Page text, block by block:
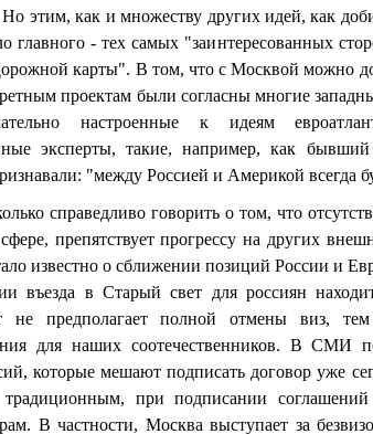
этим, как и множеству других идей, как
главного - тех самых "заинтересованных
карты". В том, что с Москвой можно
проектам были согласны многие
настроенные к идеям
эксперты, такие, например, как
"между Россией и Америкой всегда
справедливо говорить о том, что
препятствует прогрессу на других
известно о сближении позиций России и
въезда в Старый свет для россиян
не предполагает полной отмены виз,
для наших соотечественников. В СМИ
которые мешают подписать договор уже
традиционным, при подписании
В частности, Москва выступает за